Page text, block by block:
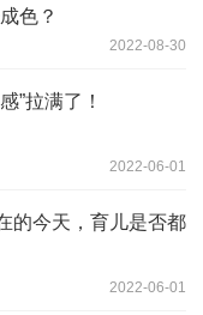
色？
2022-08-30
”拉满了！
2022-06-01
的今天，育儿是否都
2022-06-01